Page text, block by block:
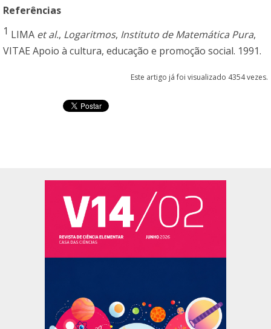
Referências
1 LIMA et al., Logaritmos, Instituto de Matemática Pura,
VITAE Apoio à cultura, educação e promoção social. 1991.
Este artigo já foi visualizado 4354 vezes.